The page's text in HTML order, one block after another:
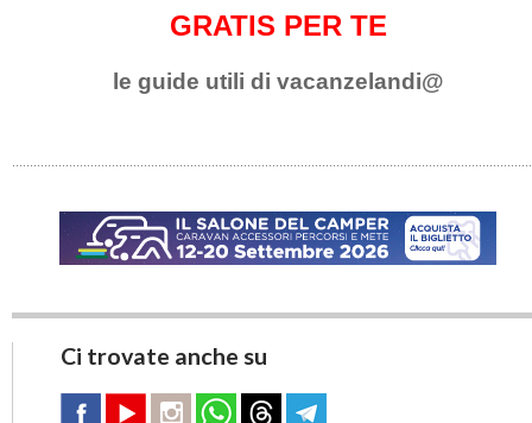
GRATIS PER TE
le guide utili di vacanzelandi@
Ci trovate anche su